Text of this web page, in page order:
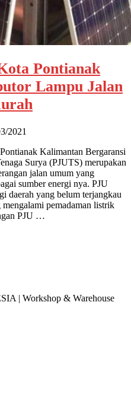
Pontianak
Lampu Jalan
2021
Kalimantan Bergaransi
Surya (PJUTS) merupakan
jalan umum yang
sumber energi nya. PJU
daerah yang belum terjangkau
pemadaman listrik
PJU …
| Workshop & Warehouse